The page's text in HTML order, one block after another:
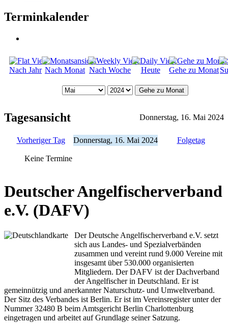
Terminkalender
Nach Jahr Nach Monat Nach Woche Heute Gehe zu Monat
Gehe zu Monat
Tagesansicht Donnerstag, 16. Mai 2024
Vorheriger Tag Donnerstag, 16. Mai 2024 Folgetag
Keine Termine
Deutscher Angelfischerverband
e.V. (DAFV)
Der Deutsche Angelfischerverband e.V. setzt
sich aus Landes- und Spezialverbänden
zusammen und vereint rund 9.000 Vereine mit
insgesamt über 530.000 organisierten
Mitgliedern. Der DAFV ist der Dachverband
der Angelfischer in Deutschland. Er ist
gemeinnützig und anerkannter Naturschutz- und Umweltverband.
Der Sitz des Verbandes ist Berlin. Er ist im Vereinsregister unter der
Nummer 32480 B beim Amtsgericht Berlin Charlottenburg
eingetragen und arbeitet auf Grundlage seiner Satzung.